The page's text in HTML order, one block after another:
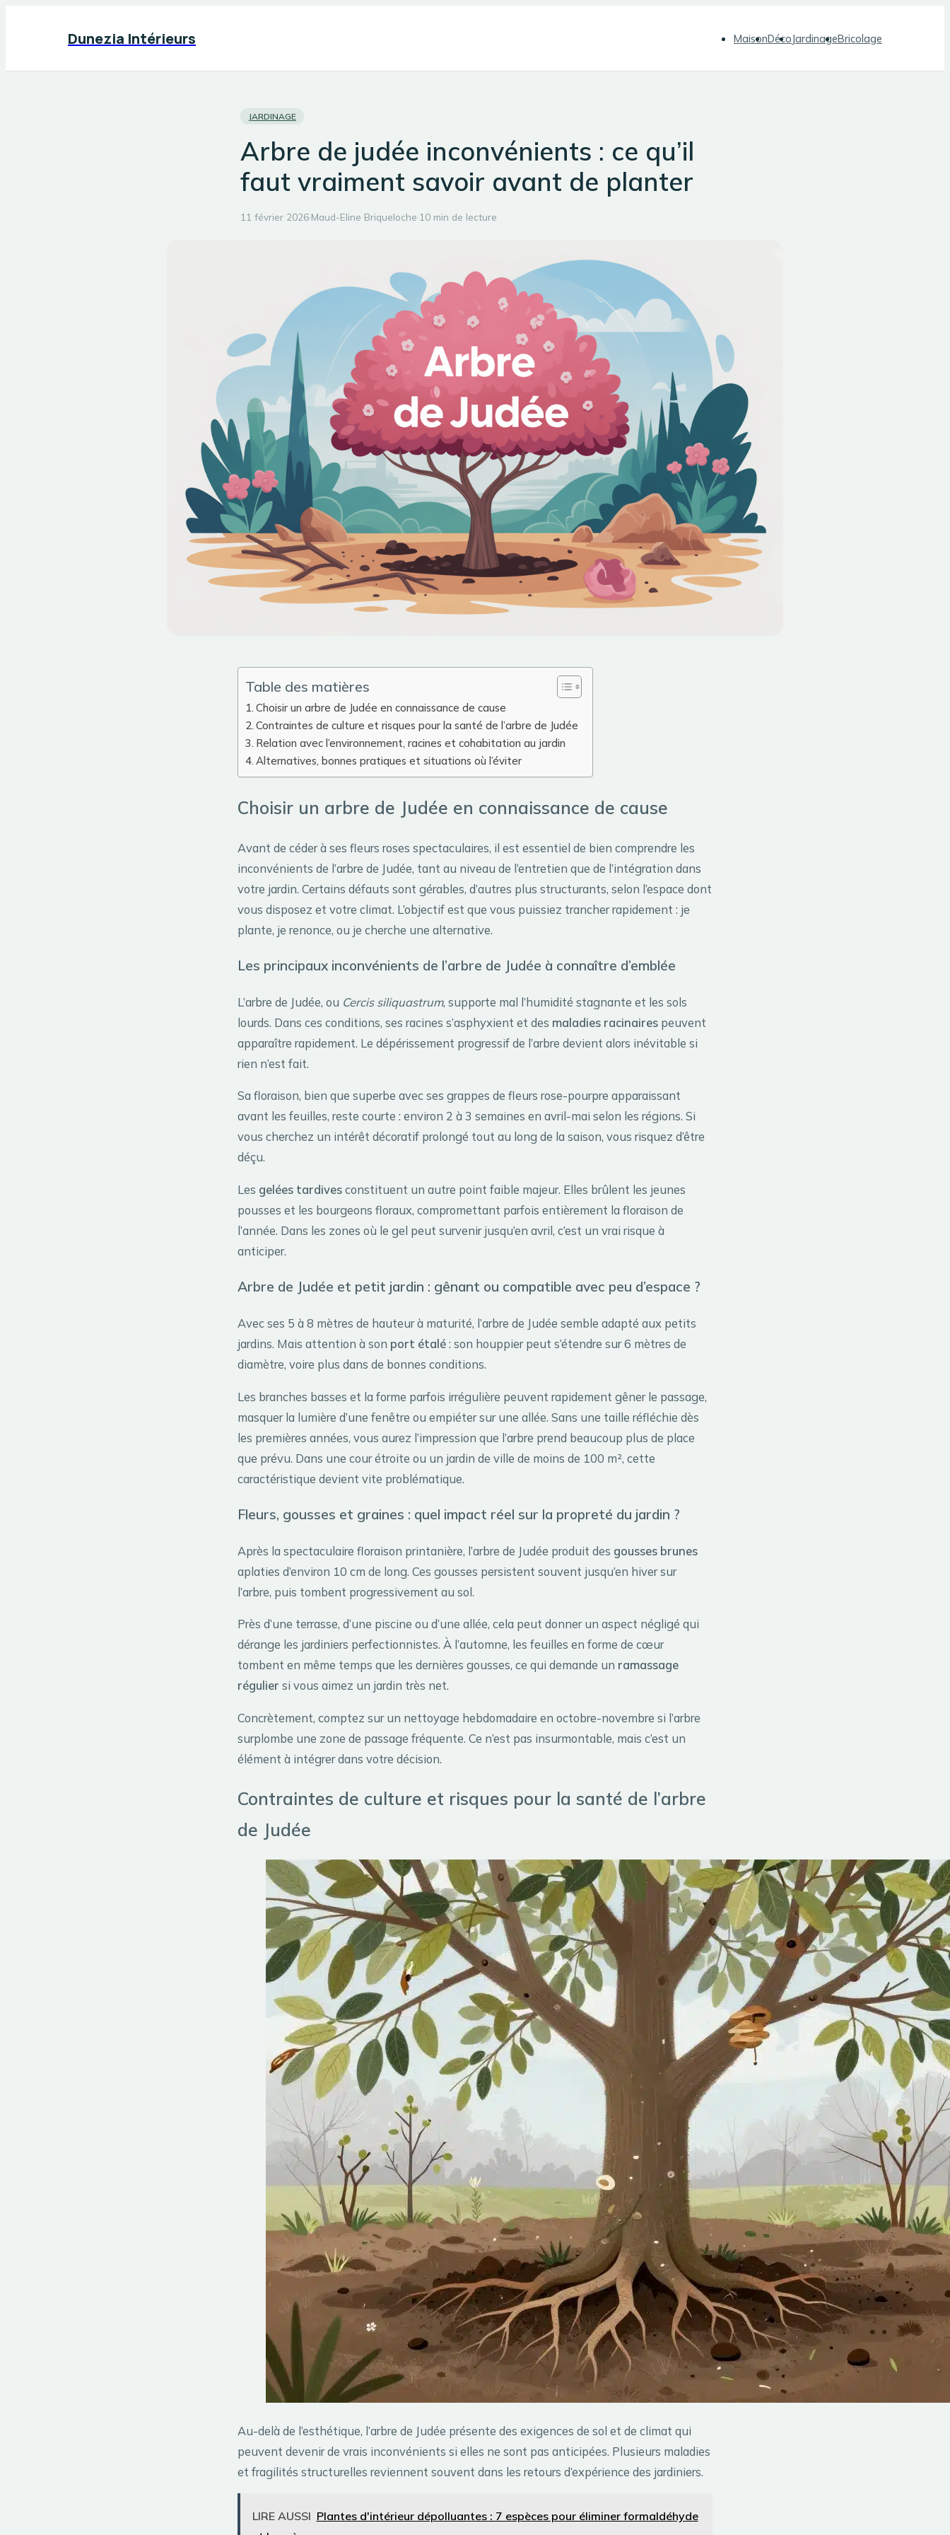
Dunezia Intérieurs MaisonDécoJardinageBricolage
JARDINAGE
Arbre de judée inconvénients : ce qu’il
faut vraiment savoir avant de planter
11 février 2026·Maud-Eline Briqueloche·10 min de lecture
Table des matières
Choisir un arbre de Judée en connaissance de cause
Contraintes de culture et risques pour la santé de l’arbre de Judée
Relation avec l’environnement, racines et cohabitation au jardin
Alternatives, bonnes pratiques et situations où l’éviter
Choisir un arbre de Judée en connaissance de cause
Avant de céder à ses fleurs roses spectaculaires, il est essentiel de bien comprendre les
inconvénients de l’arbre de Judée, tant au niveau de l’entretien que de l’intégration dans
votre jardin. Certains défauts sont gérables, d’autres plus structurants, selon l’espace dont
vous disposez et votre climat. L’objectif est que vous puissiez trancher rapidement : je
plante, je renonce, ou je cherche une alternative.
Les principaux inconvénients de l’arbre de Judée à connaître d’emblée
L’arbre de Judée, ou Cercis siliquastrum, supporte mal l’humidité stagnante et les sols
lourds. Dans ces conditions, ses racines s’asphyxient et des maladies racinaires peuvent
apparaître rapidement. Le dépérissement progressif de l’arbre devient alors inévitable si
rien n’est fait.
Sa floraison, bien que superbe avec ses grappes de fleurs rose-pourpre apparaissant
avant les feuilles, reste courte : environ 2 à 3 semaines en avril-mai selon les régions. Si
vous cherchez un intérêt décoratif prolongé tout au long de la saison, vous risquez d’être
déçu.
Les gelées tardivesconstituent un autre point faible majeur. Elles brûlent les jeunes
pousses et les bourgeons floraux, compromettant parfois entièrement la floraison de
l’année. Dans les zones où le gel peut survenir jusqu’en avril, c’est un vrai risque à
anticiper.
Arbre de Judée et petit jardin : gênant ou compatible avec peu d’espace ?
Avec ses 5 à 8 mètres de hauteur à maturité, l’arbre de Judée semble adapté aux petits
jardins. Mais attention à son port étalé: son houppier peut s’étendre sur 6 mètres de
diamètre, voire plus dans de bonnes conditions.
Les branches basses et la forme parfois irrégulière peuvent rapidement gêner le passage,
masquer la lumière d’une fenêtre ou empiéter sur une allée. Sans une taille réfléchie dès
les premières années, vous aurez l’impression que l’arbre prend beaucoup plus de place
que prévu. Dans une cour étroite ou un jardin de ville de moins de 100 m², cette
caractéristique devient vite problématique.
Fleurs, gousses et graines : quel impact réel sur la propreté du jardin ?
Après la spectaculaire floraison printanière, l’arbre de Judée produit des gousses brunes
aplaties d’environ 10 cm de long. Ces gousses persistent souvent jusqu’en hiver sur
l’arbre, puis tombent progressivement au sol.
Près d’une terrasse, d’une piscine ou d’une allée, cela peut donner un aspect négligé qui
dérange les jardiniers perfectionnistes. À l’automne, les feuilles en forme de cœur
tombent en même temps que les dernières gousses, ce qui demande un ramassage
régulier si vous aimez un jardin très net.
Concrètement, comptez sur un nettoyage hebdomadaire en octobre-novembre si l’arbre
surplombe une zone de passage fréquente. Ce n’est pas insurmontable, mais c’est un
élément à intégrer dans votre décision.
Contraintes de culture et risques pour la santé de l’arbre
de Judée
Au-delà de l’esthétique, l’arbre de Judée présente des exigences de sol et de climat qui
peuvent devenir de vrais inconvénients si elles ne sont pas anticipées. Plusieurs maladies
et fragilités structurelles reviennent souvent dans les retours d’expérience des jardiniers.
LIRE AUSSI Plantes d'intérieur dépolluantes : 7 espèces pour éliminer formaldéhyde